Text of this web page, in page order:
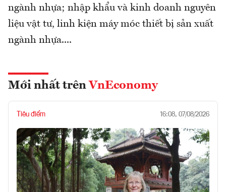
ngành nhựa; nhập khẩu và kinh doanh nguyên
liệu vật tư, linh kiện máy móc thiết bị sản xuất
ngành nhựa....
Mới nhất trên VnEconomy
Tiêu điểm 16:08, 07/08/2026